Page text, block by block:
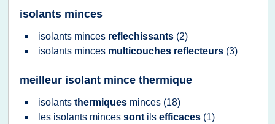
isolants minces
isolants minces reflechissants (2)
isolants minces multicouches reflecteurs (3)
meilleur isolant mince thermique
isolants thermiques minces (18)
les isolants minces sont ils efficaces (1)